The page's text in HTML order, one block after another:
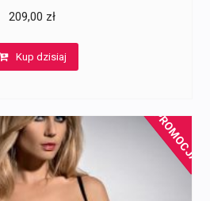
209,00 zł
Kup dzisiaj
PROMOCJA!